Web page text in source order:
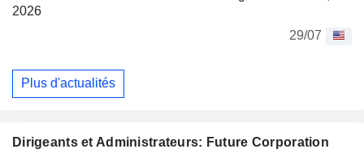
2026
29/07
Plus d'actualités
Dirigeants et Administrateurs: Future Corporation